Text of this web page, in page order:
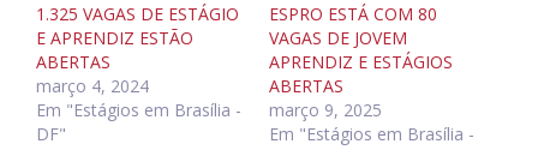
1.325 VAGAS DE ESTÁGIO
E APRENDIZ ESTÃO
ABERTAS
março 4, 2024
Em "Estágios em Brasília -
DF"
ESPRO ESTÁ COM 80
VAGAS DE JOVEM
APRENDIZ E ESTÁGIOS
ABERTAS
março 9, 2025
Em "Estágios em Brasília -